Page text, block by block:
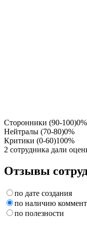
Сторонники (90-100)0%
Нейтралы (70-80)0%
Критики (0-60)100%
2 сотрудника дали
Отзывы
по дате создания
по наличию
по полезности